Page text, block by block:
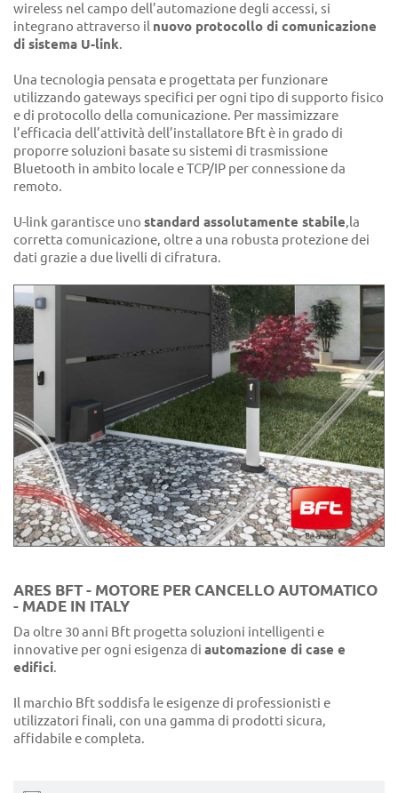
wireless nel campo dell’automazione degli accessi, si
integrano attraverso il nuovo protocollo di comunicazione
di sistema U-link.
Una tecnologia pensata e progettata per funzionare
utilizzando gateways specifici per ogni tipo di supporto fisico
e di protocollo della comunicazione. Per massimizzare
l’efficacia dell’attività dell’installatore Bft è in grado di
proporre soluzioni basate su sistemi di trasmissione
Bluetooth in ambito locale e TCP/IP per connessione da
remoto.
U-link garantisce uno standard assolutamente stabile,la
corretta comunicazione, oltre a una robusta protezione dei
dati grazie a due livelli di cifratura.
ARES BFT - MOTORE PER CANCELLO AUTOMATICO
- MADE IN ITALY
Da oltre 30 anni Bft progetta soluzioni intelligenti e
innovative per ogni esigenza di automazione di case e
edifici.
Il marchio Bft soddisfa le esigenze di professionisti e
utilizzatori finali, con una gamma di prodotti sicura,
affidabile e completa.